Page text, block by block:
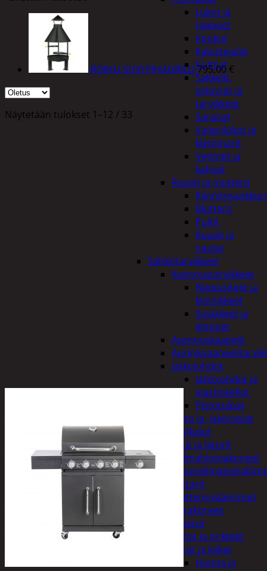
Lukot ja
hakaset
Koukut
Kalustejalat
Kulmat
Sakkelit,
pylpyrät ja
tarvikkeet
Saranat
Vaijerilukot ja
klemmarit
Vetimet ja
kahvat
Ruuvit ja mutterit
Mutterit
Pultit
Ruuvit ja
naulat
Sähkötarvikkeet
Asennustarvikkeet
Nippusiteet ja
kiinnikkeet
Sulakkeet ja
liittimet
Asennuskaapelit
Jatkojohdot
Jatkojohdot ja
ajastinkellot
Pistotulpat
Pisto ja -jakorasiat
Sähkötyökalut
Akut ja laturit
Kulmahiomakoneet
Mittarit
Mutterinvääntimet
Porakoneet
Ruiskut
Sahat ja sirkkelit
Terät ja laikat
Hionta ja
ROIHU SUVI PIHAGRILLI 795,00€
Näytetään tulokset 1–12 / 33